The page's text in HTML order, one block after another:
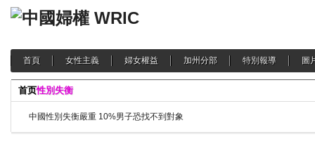
首頁 女性主義 婦女權益 加州分部 特別報導 圖
首页性別失衡
中國性別失衡嚴重 10%男子恐找不到對象